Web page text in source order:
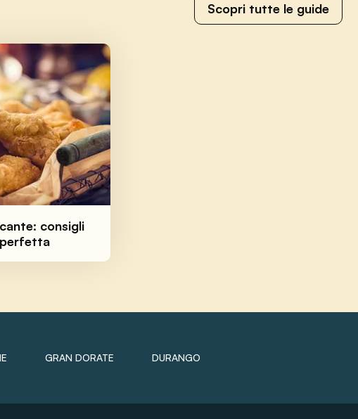
Scopri tutte le guide
consigli
GRAN DORATE DURANGO